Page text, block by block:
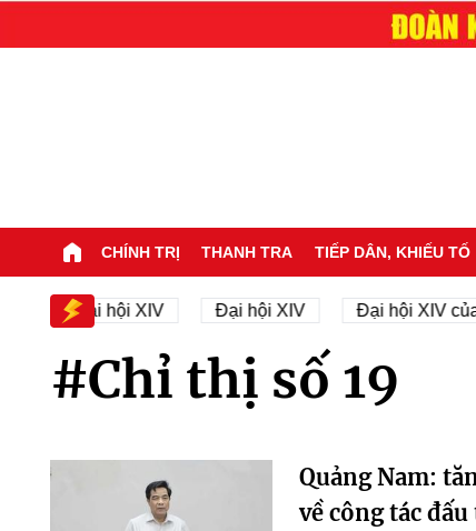
CHÍNH TRỊ THANH TRA TIẾP DÂN, KHIẾU TỐ
sự Đại hội XIV Đại hội XIV Đại hội XIV
#Chỉ thị số 19
Quảng Nam:
về công tác